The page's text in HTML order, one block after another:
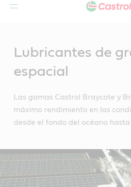
Lubricantes de
espacial
Las gamas Castrol Braycote y
máximo rendimiento en las
desde el fondo del océano